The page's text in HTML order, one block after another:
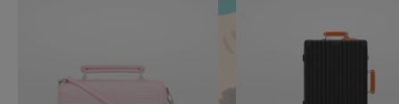
GEPAUZEERD,
OP